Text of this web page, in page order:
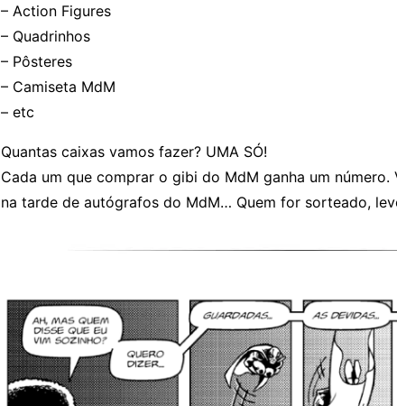
– Action Figures
– Quadrinhos
– Pôsteres
– Camiseta MdM
– etc
Quantas caixas vamos fazer? UMA SÓ!
Cada um que comprar o gibi do MdM ganha um número.
na tarde de autógrafos do MdM… Quem for sorteado,